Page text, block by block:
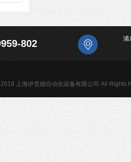
802 浦
上海伊里德自动化设备有限公司 All Rights